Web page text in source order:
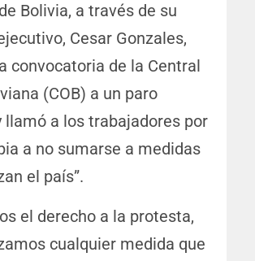
Bolivia, a través de su
Cesar Gonzales,
convocatoria de la Central
(COB) a un paro
llamó a los trabajadores por
a no sumarse a medidas
el país”.
el derecho a la protesta,
cualquier medida que